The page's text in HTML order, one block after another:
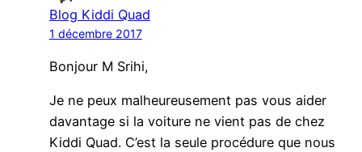
Blog Kiddi Quad
1 décembre 2017
Bonjour M Srihi,
Je ne peux malheureusement pas vous aider
davantage si la voiture ne vient pas de chez
Kiddi Quad. C’est la seule procédure que nous